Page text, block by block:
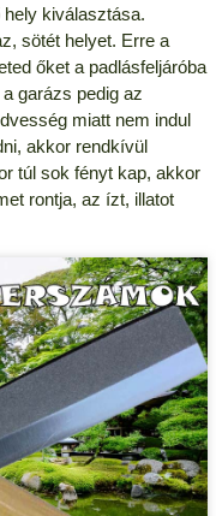
kiválasztása.
sötét helyet. Erre a
őket a padlásfeljáróba
garázs pedig az
miatt nem indul
akkor rendkívül
túl sok fényt kap, akkor
rontja, az ízt, illatot